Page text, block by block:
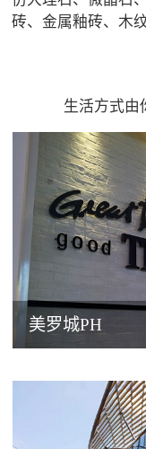
砖、金属釉砖、木
生活方式由
美罗城PH